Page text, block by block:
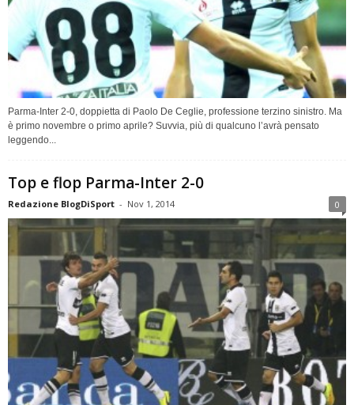
Parma-Inter 2-0, doppietta di Paolo De Ceglie, professione terzino sinistro. Ma
è primo novembre o primo aprile? Suvvia, più di qualcuno l’avrà pensato
leggendo...
Top e flop Parma-Inter 2-0
Redazione BlogDiSport - Nov 1, 2014 0